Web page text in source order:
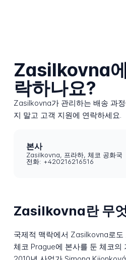
Zasilkovna
락하나요?
Zasilkovna가 관리하는 배송 과
지 말고 고객 지원에 연락하세요.
본사
Zasilkovna, 프라하, 체코 공화국
전화: +420216216516
Zasilkovna란 무
국제적 맥락에서 Zasilkovna로
체코 Prague에 본사를 둔 체코의